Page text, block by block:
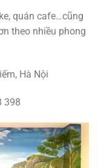
quán cafe…cũng
theo nhiều phong
Hà Nội
398